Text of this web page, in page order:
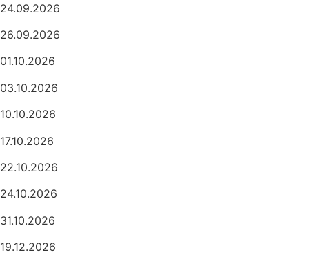
24.09.2026
26.09.2026
01.10.2026
03.10.2026
10.10.2026
17.10.2026
22.10.2026
24.10.2026
31.10.2026
19.12.2026